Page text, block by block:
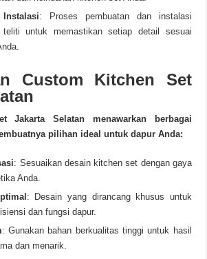
: Proses pembuatan dan instalasi
teliti untuk memastikan setiap detail sesuai
Custom Kitchen Set
Jakarta Selatan menawarkan berbagai
pilihan ideal untuk dapur Anda:
: Sesuaikan desain kitchen set dengan gaya
Anda.
: Desain yang dirancang khusus untuk
dan fungsi dapur.
: Gunakan bahan berkualitas tinggi untuk hasil
dan menarik.